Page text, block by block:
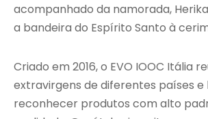
acompanhado da namorada,
a bandeira do Espírito Santo à
Criado em 2016, o EVO IOOC Itália
extravirgens de diferentes países e
reconhecer produtos com alto